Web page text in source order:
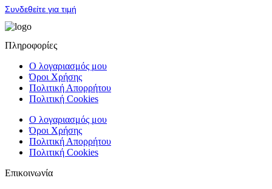
Συνδεθείτε για τιμή
Πληροφορίες
Ο λογαριασμός μου
Όροι Χρήσης
Πολιτική Απορρήτου
Πολιτική Cookies
Ο λογαριασμός μου
Όροι Χρήσης
Πολιτική Απορρήτου
Πολιτική Cookies
Επικοινωνία